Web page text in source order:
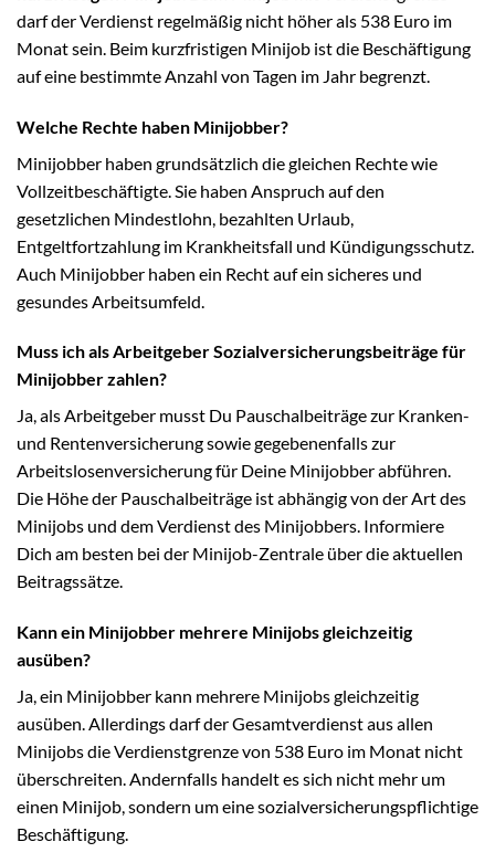
darf der Verdienst regelmäßig nicht höher als 538 Euro im
Monat sein. Beim kurzfristigen Minijob ist die Beschäftigung
auf eine bestimmte Anzahl von Tagen im Jahr begrenzt.
Welche Rechte haben Minijobber?
Minijobber haben grundsätzlich die gleichen Rechte wie
Vollzeitbeschäftigte. Sie haben Anspruch auf den
gesetzlichen Mindestlohn, bezahlten Urlaub,
Entgeltfortzahlung im Krankheitsfall und Kündigungsschutz.
Auch Minijobber haben ein Recht auf ein sicheres und
gesundes Arbeitsumfeld.
Muss ich als Arbeitgeber Sozialversicherungsbeiträge für
Minijobber zahlen?
Ja, als Arbeitgeber musst Du Pauschalbeiträge zur Kranken-
und Rentenversicherung sowie gegebenenfalls zur
Arbeitslosenversicherung für Deine Minijobber abführen.
Die Höhe der Pauschalbeiträge ist abhängig von der Art des
Minijobs und dem Verdienst des Minijobbers. Informiere
Dich am besten bei der Minijob-Zentrale über die aktuellen
Beitragssätze.
Kann ein Minijobber mehrere Minijobs gleichzeitig
ausüben?
Ja, ein Minijobber kann mehrere Minijobs gleichzeitig
ausüben. Allerdings darf der Gesamtverdienst aus allen
Minijobs die Verdienstgrenze von 538 Euro im Monat nicht
überschreiten. Andernfalls handelt es sich nicht mehr um
einen Minijob, sondern um eine sozialversicherungspflichtige
Beschäftigung.